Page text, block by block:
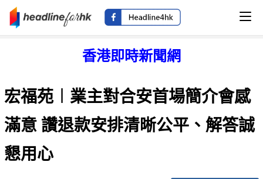
香港即時新聞網
宏福苑︱業主對合安首場簡介會感
滿意 讚退款安排清晰公平、解答誠
懇用心